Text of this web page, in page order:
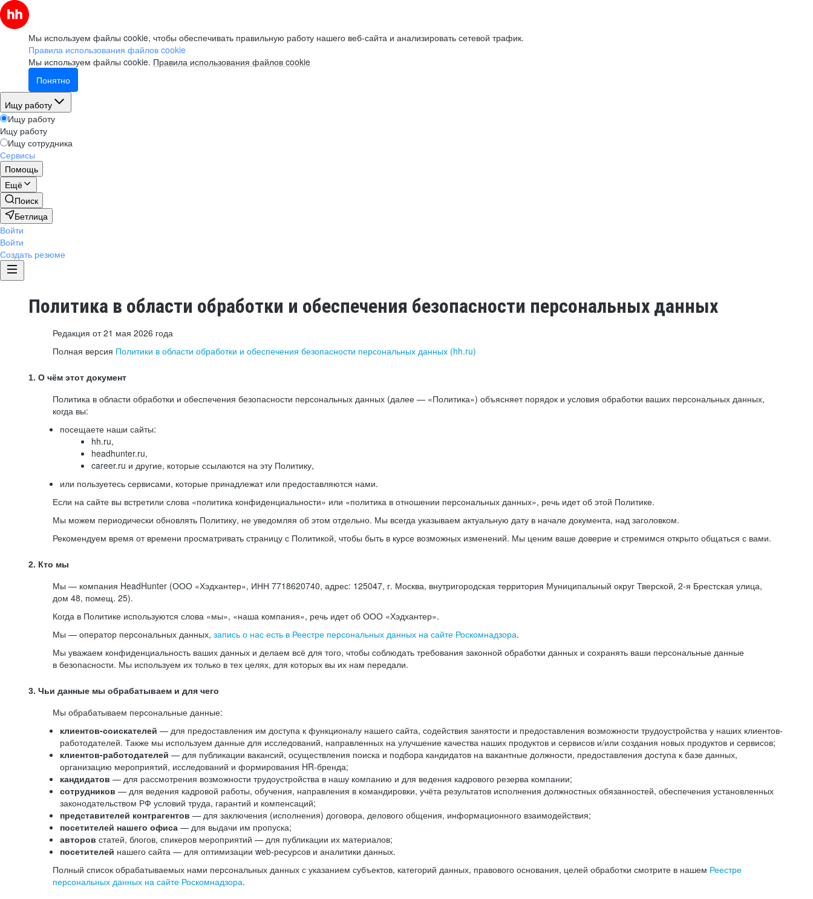
Мы используем файлы cookie, чтобы обеспечивать правильную работу нашего веб-сайта и анализировать сетевой трафик.
Правила использования файлов cookie
Мы используем файлы cookie. Правила использования файлов cookie
Понятно
Ищу работу
Ищу работу
Ищу работу
Ищу сотрудника
Сервисы
Помощь
Ещё
Поиск
Бетлица
Войти
Войти
Создать резюме
Политика в области обработки и обеспечения безопасности персональных данных
Редакция от 21 мая 2026 года
Полная версия Политики в области обработки и обеспечения безопасности персональных данных (hh.ru)
1. О чём этот документ
Политика в области обработки и обеспечения безопасности персональных данных (далее — «Политика») объясняет порядок и условия обработки ваших персональных данных,
когда вы:
посещаете наши сайты:
hh.ru,
headhunter.ru,
career.ru и другие, которые ссылаются на эту Политику,
или пользуетесь сервисами, которые принадлежат или предоставляются нами.
Если на сайте вы встретили слова «политика конфиденциальности» или «политика в отношении персональных данных», речь идет об этой Политике.
Мы можем периодически обновлять Политику, не уведомляя об этом отдельно. Мы всегда указываем актуальную дату в начале документа, над заголовком.
Рекомендуем время от времени просматривать страницу с Политикой, чтобы быть в курсе возможных изменений. Мы ценим ваше доверие и стремимся открыто общаться с вами.
2. Кто мы
Мы — компания HeadHunter (ООО «Хэдхантер», ИНН 7718620740, адрес: 125047, г. Москва, внутригородская территория Муниципальный округ Тверской, 2-я Брестская улица,
дом 48, помещ. 25).
Когда в Политике используются слова «мы», «наша компания», речь идет об ООО «Хэдхантер».
Мы — оператор персональных данных, запись о нас есть в Реестре персональных данных на сайте Роскомнадзора.
Мы уважаем конфиденциальность ваших данных и делаем всё для того, чтобы соблюдать требования законной обработки данных и сохранять ваши персональные данные
в безопасности. Мы используем их только в тех целях, для которых вы их нам передали.
3. Чьи данные мы обрабатываем и для чего
Мы обрабатываем персональные данные:
клиентов-соискателей — для предоставления им доступа к функционалу нашего сайта, содействия занятости и предоставления возможности трудоустройства у наших клиентов-
работодателей. Также мы используем данные для исследований, направленных на улучшение качества наших продуктов и сервисов и/или создания новых продуктов и сервисов;
клиентов-работодателей — для публикации вакансий, осуществления поиска и подбора кандидатов на вакантные должности, предоставления доступа к базе данных,
организацию мероприятий, исследований и формирования HR-бренда;
кандидатов — для рассмотрения возможности трудоустройства в нашу компанию и для ведения кадрового резерва компании;
сотрудников — для ведения кадровой работы, обучения, направления в командировки, учёта результатов исполнения должностных обязанностей, обеспечения установленных
законодательством РФ условий труда, гарантий и компенсаций;
представителей контрагентов — для заключения (исполнения) договора, делового общения, информационного взаимодействия;
посетителей нашего офиса — для выдачи им пропуска;
авторов статей, блогов, спикеров мероприятий — для публикации их материалов;
посетителей нашего сайта — для оптимизации web-ресурсов и аналитики данных.
Полный список обрабатываемых нами персональных данных с указанием субъектов, категорий данных, правового основания, целей обработки смотрите в нашем Реестре
персональных данных на сайте Роскомнадзора.